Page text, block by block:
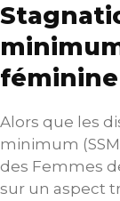
féminine
Alors que les
minimum
des Femmes
sur un aspect